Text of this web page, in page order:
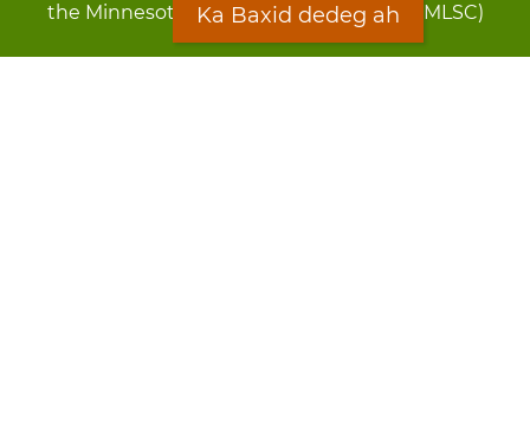
the Minnesota Legal Services Coalition (MLSC)
Ka Baxid dedeg ah